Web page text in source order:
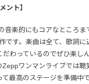
ント】
音楽的にもコアなところま
です。楽曲は全て、歌詞に
わっているのでぜひ楽し
Zeppワンマンライブでは聴
て最高のステージを準備中